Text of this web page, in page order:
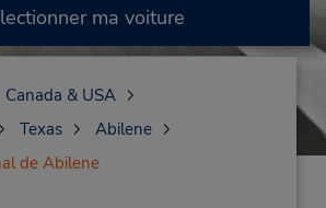
ma voiture
Canada & USA
Texas
Abilene
de Abilene